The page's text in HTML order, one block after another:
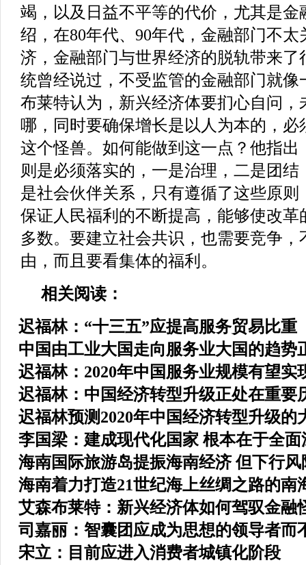
竭，以及日益不平等的代价，尤其是金
绍，在80年代、90年代，金融部门不
济，金融部门与世界经济的脱轨带来了
统曾经说过，不受监管的金融部门就像
布莱特认为，新兴经济体要扪心自问，
哪，同时要确保增长是以人为本的，
这个怪兽。如何能做到这一点？他指出
则是必须落实的，一是治理，二是团
是社会伙伴关系，只有遵循了这些原
保证人民福利的不断提高，能够使改革
多数。要建立社会共识，也需要竞争，
由，而且要看集体的福利。
相关阅读：
迟福林：“十三五”应提高服务贸易比重
中国由工业大国走向服务业大国的趋势
迟福林：2020年中国服务业规模有望实
迟福林：中国经济转型升级正处在重要
迟福林预测2020年中国经济转型升级的
李国梁：建成现代化国家 根本在于全面
海南国际旅游岛提振海南经济 但下行风
海南着力打造21世纪海上丝绸之路的南
艾森布莱特：新兴经济体如何驾驭金融
司嘉丽：智囊团应成为思想的领导者而
宋立：目前应进入消费者城镇化阶段